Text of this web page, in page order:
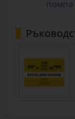
помпа